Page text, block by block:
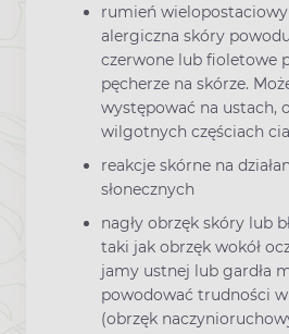
rumień wielopostaciowy
alergiczna skóry
czerwone lub fioletowe
pęcherze na skórze.
występować na ustach,
wilgotnych częściach
reakcje skórne na
słonecznych
nagły obrzęk skóry lub
taki jak obrzęk wokół
jamy ustnej lub gardła
powodować trudności
(obrzęk